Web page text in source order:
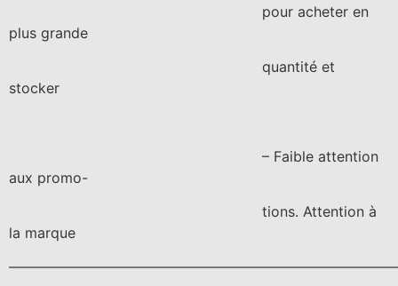
pour acheter en
plus grande
quantité et
stocker
– Faible attention
aux promo-
tions. Attention à
la marque